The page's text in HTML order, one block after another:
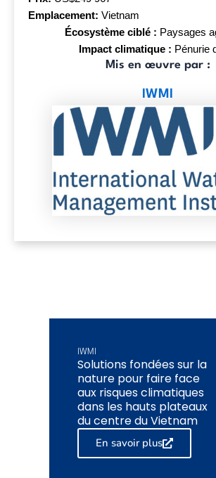
Emplacement: Vietnam
Écosystème ciblé : Paysages
Impact climatique : Pénurie
Mis en œuvre par :
IWMI
IWMI
Solutions fondées sur la
nature pour faire face
aux risques climatiques
dans les hauts plateaux
du centre du Vietnam
En savoir plus